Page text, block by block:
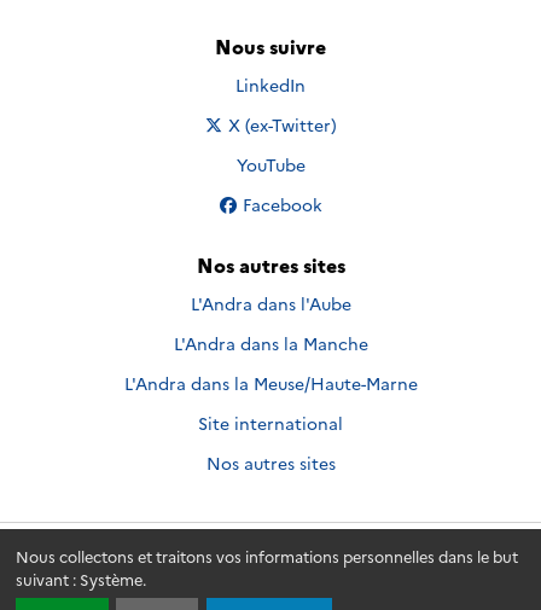
Nous collectons et traitons vos informations personnelles dans le but
suivant : Système.
Nous suivre
Nous suivre sur
LinkedIn
Nous suivre sur
X (ex-Twitter)
Nous suivre sur
YouTube
Nous suivre sur
Facebook
Nos autres sites
L'Andra dans l'Aube
L'Andra dans la Manche
L'Andra dans la Meuse/Haute-Marne
Site international
Nos autres sites
Andra.fr © 2026 - Andra. Tous droits réservés.